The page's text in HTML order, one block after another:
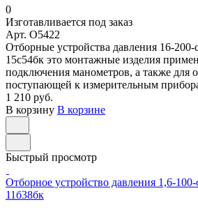
0
Изготавливается под заказ
Арт. O5422
Отборные устройства давления 16-
15с54бк это монтажные изделия
подключения манометров, а также для
поступающей к измерительным
1 210 руб.
В корзину В корзине
Быстрый просмотр
Отборное устройство давления 1,6-
11б38бк